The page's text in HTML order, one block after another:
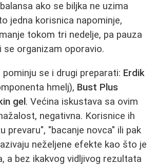
ako se biljka ne uzima
jedna korisnica napominje,
tokom tri nedelje, pa pauza
se organizam oporavio.
pominju se i drugi preparati: Erdik
hmelj), Bust Plus
gel . Većina iskustava sa ovim
negativna. Korisnice ih
prevaru", "bacanje novca" ili pak
neželjene efekte kao što je
a bez ikakvog vidljivog rezultata